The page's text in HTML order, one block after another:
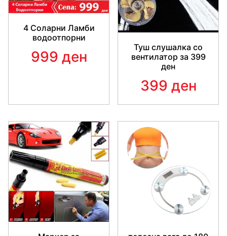
4 Соларни Ламби
водоотпорни
999 ден
Туш слушалка со
вентилатор за 399
ден
399 ден